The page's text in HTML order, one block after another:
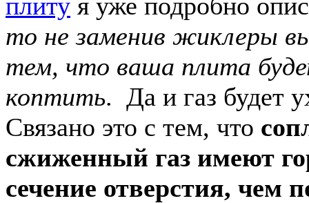
то не заменив жиклеры
тем, что ваша плита
коптить. Да и газ будет
Связано это с тем, что
сжиженный газ имеют
сечение отверстия, чем